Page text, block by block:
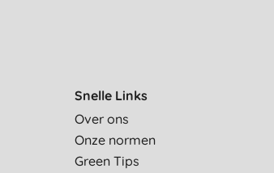
Snelle Links
Over ons
Onze normen
Green Tips